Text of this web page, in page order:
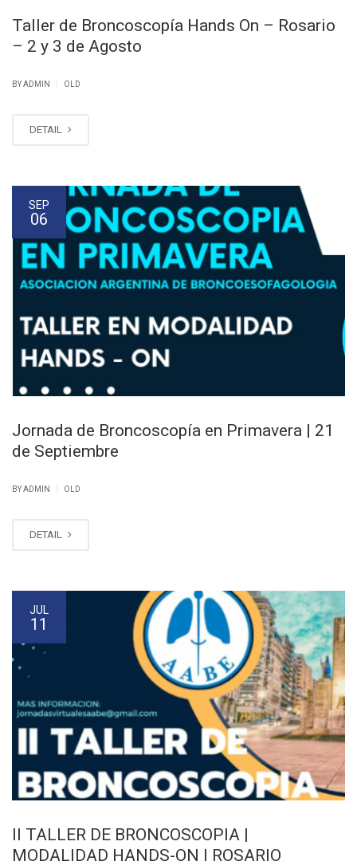
Taller de Broncoscopía Hands On – Rosario
– 2 y 3 de Agosto
BY ADMIN OLD
DETAIL
SEP
06
Jornada de Broncoscopía en Primavera | 21
de Septiembre
BY ADMIN OLD
DETAIL
JUL
11
II TALLER DE BRONCOSCOPIA |
MODALIDAD HANDS-ON | ROSARIO